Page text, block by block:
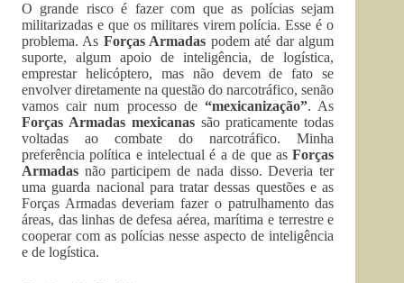
O grande risco é fazer com que as polícias sejam
militarizadas e que os militares virem polícia. Esse é o
problema. As Forças Armadas podem até dar algum
suporte, algum apoio de inteligência, de logística,
emprestar helicóptero, mas não devem de fato se
envolver diretamente na questão do narcotráfico, senão
vamos cair num processo de“mexicanização”. As
Forças Armadas mexicanassão praticamente todas
voltadas ao combate do narcotráfico. Minha
preferência política e intelectual é a de que asForças
Armadas não participem de nada disso. Deveria ter
uma guarda nacional para tratar dessas questões e as
Forças Armadas deveriam fazer o patrulhamento das
áreas, das linhas de defesa aérea, marítima e terrestre e
cooperar com as polícias nesse aspecto de inteligência
e de logística.